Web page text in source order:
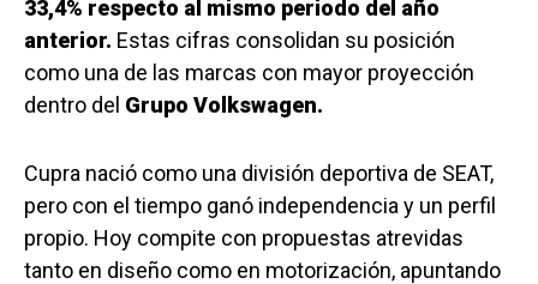
33,4% respecto al mismo periodo del año
anterior. Estas cifras consolidan su posición
como una de las marcas con mayor proyección
dentro del Grupo Volkswagen.
Cupra nació como una división deportiva de SEAT,
pero con el tiempo ganó independencia y un perfil
propio. Hoy compite con propuestas atrevidas
tanto en diseño como en motorización, apuntando